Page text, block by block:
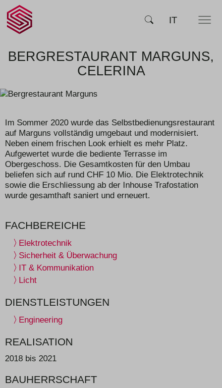
AG -
smart
engineering
SUCHEIT MENÜ
BERGRESTAURANT MARGUNS,
CELERINA
Im Sommer 2020 wurde das Selbstbedienungsrestaurant
auf Marguns vollständig umgebaut und moderni­siert.
Neben einem frischen Look erhielt es mehr Platz.
Aufgewertet wurde die bediente Terrasse im
Obergeschoss. Die Gesamtkosten für den Umbau
beliefen sich auf rund CHF 10 Mio. Die Elektrotechnik
sowie die Erschliessung ab der Inhouse Trafostation
wurde gesamthaft saniert und erneuert.
FACHBEREICHE
Elektrotechnik
Sicherheit & Überwachung
IT & Kommunikation
Licht
DIENSTLEISTUNGEN
Engineering
REALISATION
2018 bis 2021
BAUHERRSCHAFT